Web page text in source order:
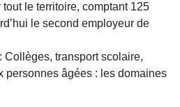
le territoire, comptant 125
le second employeur de
transport scolaire,
personnes âgées : les domaines